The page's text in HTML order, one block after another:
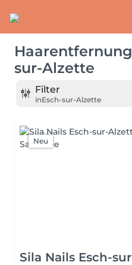
Haarentfernung
sur-Alzette
Filter
inEsch-sur-Alzette
Neu
Sila Nails Esch-